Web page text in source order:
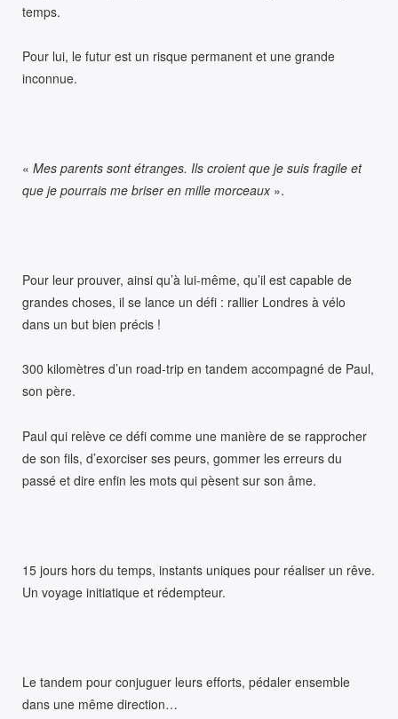
temps.
Pour lui, le futur est un risque permanent et une grande
inconnue.
« Mes parents sont étranges. Ils croient que je suis fragile et
que je pourrais me briser en mille morceaux».
Pour leur prouver, ainsi qu’à lui-même, qu’il est capable de
grandes choses, il se lance un défi : rallier Londres à vélo
dans un but bien précis !
300 kilomètres d’un road-trip en tandem accompagné de Paul,
son père.
Paul qui relève ce défi comme une manière de se rapprocher
de son fils, d’exorciser ses peurs, gommer les erreurs du
passé et dire enfin les mots qui pèsent sur son âme.
15 jours hors du temps, instants uniques pour réaliser un rêve.
Un voyage initiatique et rédempteur.
Le tandem pour conjuguer leurs efforts, pédaler ensemble
dans une même direction…